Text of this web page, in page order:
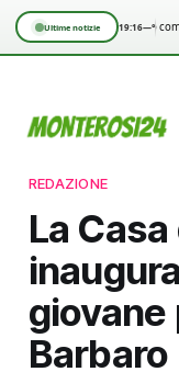
Ultime notizie 19:16—°
Consiglio
REDAZIONE
La
giovane
Barbaro